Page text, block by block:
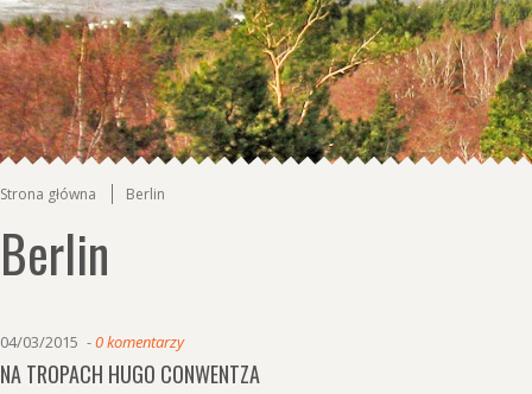
Strona główna Berlin
Berlin
04/03/2015 0 komentarzy
NA TROPACH HUGO CONWENTZA